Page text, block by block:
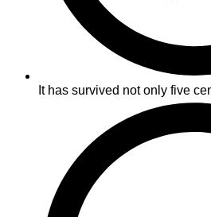
It has survived not only five